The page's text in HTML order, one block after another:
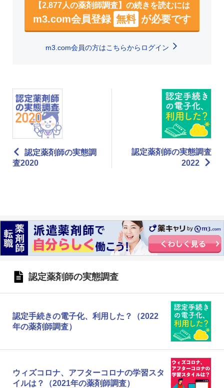
【2,877人の薬剤師調査】の続きを読むには
m3.com会員登録 無料 が必要です
m3.com会員の方はこちらからログイン
認定薬剤師の実態調
査2020
認定薬剤師の実態調査
2022
認定薬剤師の実態調査
認定手続きの電子化、利用した？（2022
年の薬剤師調査）
ウィズコロナ、アフターコロナの学習スタ
イルは？（2021年の薬剤師調査）